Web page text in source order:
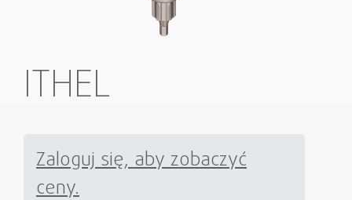
ITHEL
Zaloguj się, aby zobaczyć
ceny.